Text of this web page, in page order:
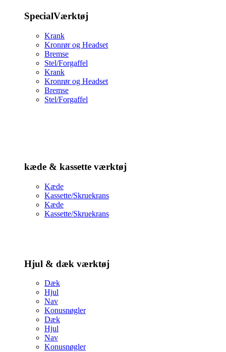
SpecialVærktøj
Krank
Kronrør og Headset
Bremse
Stel/Forgaffel
Krank
Kronrør og Headset
Bremse
Stel/Forgaffel
kæde & kassette værktøj
Kæde
Kassette/Skruekrans
Kæde
Kassette/Skruekrans
Hjul & dæk værktøj
Dæk
Hjul
Nav
Konusnøgler
Dæk
Hjul
Nav
Konusnøgler